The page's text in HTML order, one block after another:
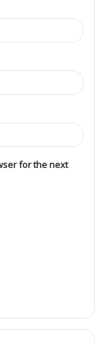
for the next